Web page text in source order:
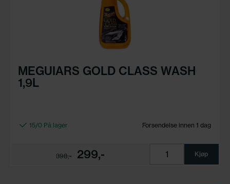
MEGUIARS GOLD CLASS WASH
1,9L
15/0 På lager Forsendelse innen 1 dag
398,- 299,- Kjøp